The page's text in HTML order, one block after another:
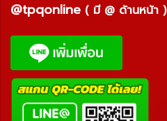
@tpqonline ( มี @ ด้านหน้า )